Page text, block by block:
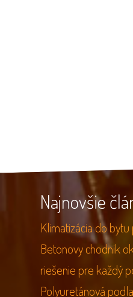
Najnovšie
Klimatizácia do
Betonovy chodnik
riešenie pre každý
Polyuretánová